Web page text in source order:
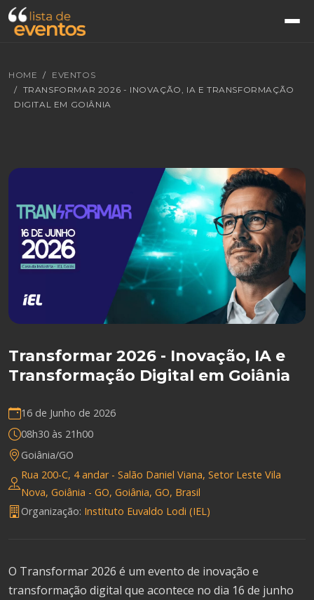
HOME
EVENTOS
TRANSFORMAR 2026 - INOVAÇÃO, IA E TRANSFORMAÇÃO
DIGITAL EM GOIÂNIA
Transformar 2026 - Inovação, IA e
Transformação Digital em Goiânia
16 de Junho de 2026
08h30 às 21h00
Goiânia/GO
Rua 200-C, 4 andar - Salão Daniel Viana, Setor Leste Vila
Nova, Goiânia - GO, Goiânia, GO, Brasil
Organização: Instituto Euvaldo Lodi (IEL)
O Transformar 2026 é um evento de inovação e
transformação digital que acontece no dia 16 de junho